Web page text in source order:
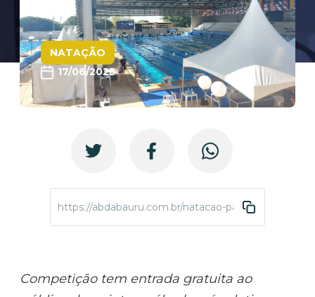
NATAÇÃO
17/06/2025
https://abdabauru.com.br/natacao-paulista-juvenil-
Competição tem entrada gratuita ao